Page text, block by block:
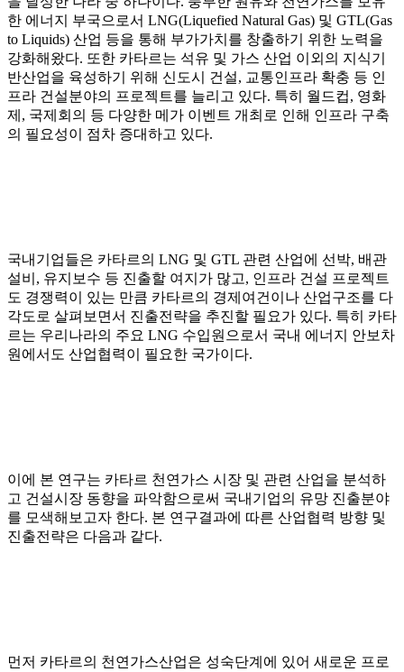
한 에너지 부국으로서 LNG(Liquefied Natural Gas) 및 GTL(Gas
to Liquids) 산업 등을 통해 부가가치를 창출하기 위한 노력을
강화해왔다. 또한 카타르는 석유 및 가스 산업 이외의 지식기
반산업을 육성하기 위해 신도시 건설, 교통인프라 확충 등 인
프라 건설분야의 프로젝트를 늘리고 있다. 특히 월드컵, 영화
제, 국제회의 등 다양한 메가 이벤트 개최로 인해 인프라 구축
의 필요성이 점차 증대하고 있다.
국내기업들은 카타르의 LNG 및 GTL 관련 산업에 선박, 배관
설비, 유지보수 등 진출할 여지가 많고, 인프라 건설 프로젝트
도 경쟁력이 있는 만큼 카타르의 경제여건이나 산업구조를 다
각도로 살펴보면서 진출전략을 추진할 필요가 있다. 특히 카타
르는 우리나라의 주요 LNG 수입원으로서 국내 에너지 안보차
원에서도 산업협력이 필요한 국가이다.
이에 본 연구는 카타르 천연가스 시장 및 관련 산업을 분석하
고 건설시장 동향을 파악함으로써 국내기업의 유망 진출분야
를 모색해보고자 한다. 본 연구결과에 따른 산업협력 방향 및
진출전략은 다음과 같다.
먼저 카타르의 천연가스산업은 성숙단계에 있어 새로운 프로